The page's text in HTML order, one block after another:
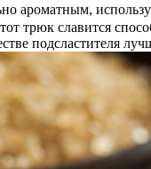
ароматным,
трюк славится
подсластителя